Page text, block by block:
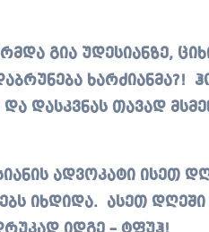
გია უდესიანზე,
ხარძიანმა?!
დასკვნას თავად
ადვოკატი ისეთ
იხდიდა. ასეთ